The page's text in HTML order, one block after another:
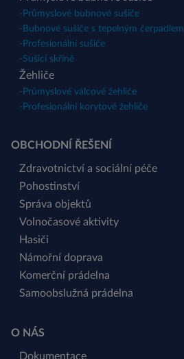
- Průmyslové bubnové sušiče
- Bubnové sušiče s tepelným čerpadlem
- Profesionální sušiče
-Sušicí skříně
Žehliče
- Průmyslové válcové žehliče
- Profesionální korytové žehliče
OBCHODNÍ ŘEŠENÍ
Zdravotnictví a sociální péče
Pohostinství
Správa objektů
Volnočasové aktivity
Hasiči
Námořní doprava
Komerční prádelna
Samoobslužná prádelna
O NÁS
Dokumentace